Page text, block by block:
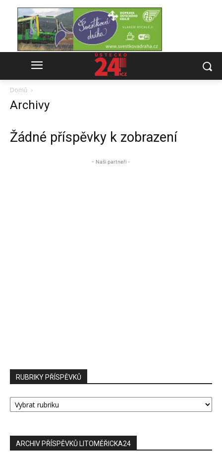
Domů
Archivy
Žádné příspěvky k zobrazení
- Naši partneři -
RUBRIKY PŘÍSPĚVKŮ
RUBRIKY
PŘÍSPĚVKŮ
ARCHIV PŘÍSPĚVKŮ LITOMĚŘICKA24